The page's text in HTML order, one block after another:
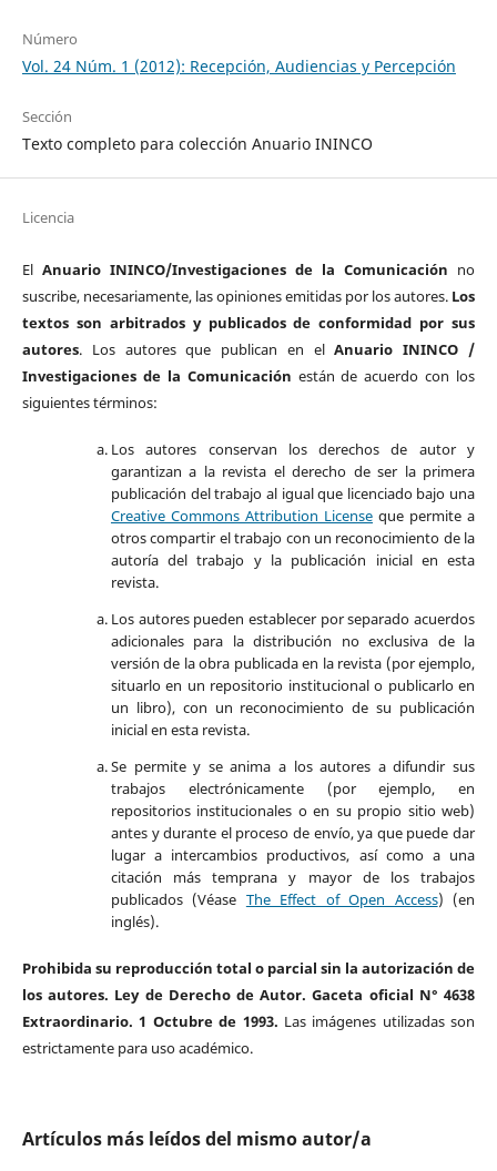
Número
Vol. 24 Núm. 1 (2012): Recepción, Audiencias y Percepción
Sección
Texto completo para colección Anuario ININCO
Licencia
El Anuario ININCO/Investigaciones de la Comunicación no
suscribe, necesariamente, las opiniones emitidas por los autores. Los
textos son arbitrados y publicados de conformidad por sus
autores. Los autores que publican en elAnuario ININCO /
Investigaciones de la Comunicación están de acuerdo con los
siguientes términos:
Los autores conservan los derechos de autor y
garantizan a la revista el derecho de ser la primera
publicación del trabajo al igual que licenciado bajo una
Creative Commons Attribution License que permite a
otros compartir el trabajo con un reconocimiento de la
autoría del trabajo y la publicación inicial en esta
revista.
Los autores pueden establecer por separado acuerdos
adicionales para la distribución no exclusiva de la
versión de la obra publicada en la revista (por ejemplo,
situarlo en un repositorio institucional o publicarlo en
un libro), con un reconocimiento de su publicación
inicial en esta revista.
Se permite y se anima a los autores a difundir sus
trabajos electrónicamente (por ejemplo, en
repositorios institucionales o en su propio sitio web)
antes y durante el proceso de envío, ya que puede dar
lugar a intercambios productivos, así como a una
citación más temprana y mayor de los trabajos
publicados (Véase The Effect of Open Access) (en
inglés).
Prohibida su reproducción total o parcial sin la autorización de
los autores. Ley de Derecho de Autor. Gaceta oficial N° 4638
Extraordinario. 1 Octubre de 1993. Las imágenes utilizadas son
estrictamente para uso académico.
Artículos más leídos del mismo autor/a